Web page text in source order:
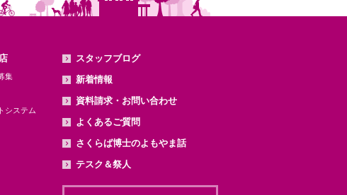
集
システム
スタッフブログ
新着情報
資料請求・お問い合わせ
よくあるご質問
さくらば博士のよもやま話
テスク＆祭人